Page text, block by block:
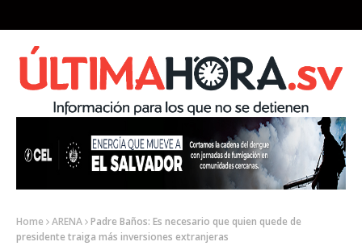
Home ARENA Padre Baños: Es necesario que quien quede de
presidente traiga más inversiones extranjeras